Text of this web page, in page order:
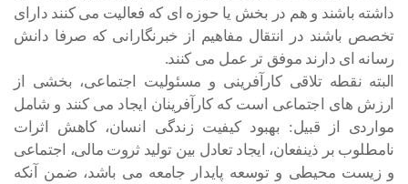
داشته باشند و هم در بخش یا حوزه ای که فعالیت می کنند دارای
تخصص باشند در انتقال مفاهیم از خبرنگارانی که صرفا دانش
رسانه ای دارند موفق تر عمل می کنند.
البته نقطه تلاقی کارآفرینی و مسئولیت اجتماعی، بخشی از
ارزش های اجتماعی است که کارآفرینان ایجاد می کنند و شامل
مواردی از قبیل: بهبود کیفیت زندگی انسان، کاهش اثرات
نامطلوب بر ذینفعان، ایجاد تعادل بین تولید ثروت مالی، اجتماعی
و زیست محیطی و توسعه پایدار جامعه می باشد، ضمن آنکه